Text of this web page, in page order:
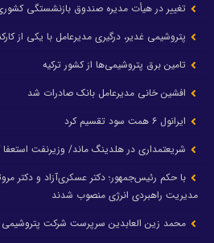
تغییر در هیأت مدیره صندوق بازنشستگی
پتروشیمی غدیر، درگیری مدیرعامل با یکی از
تامین برق پتروشیمی‌ها از کشور ترکیه
افشین خانی مدیرعامل بانک صادرات شد
ایرانول ۶ همت سود تقسیم کرد
شریعتمداری در هلدینگ ماند/ وزیرنفت استعفا
با حکم رئیس‌جمهور؛ دکتر عسکری‌آزاد و دکتر
مدیریت راهبردی انرژی منصوب شدند
محمد زین العابدین سرپرست شرکت پتروشیمی